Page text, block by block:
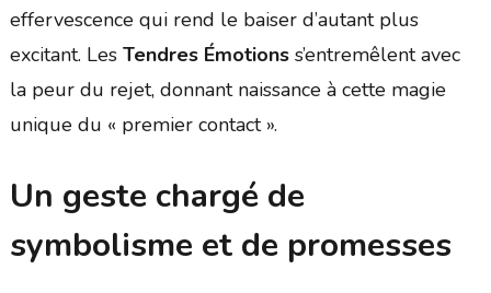
effervescence qui rend le baiser d’autant plus
excitant. Les Tendres Émotionss’entremêlent avec
la peur du rejet, donnant naissance à cette magie
unique du « premier contact ».
Un geste chargé de
symbolisme et de promesses